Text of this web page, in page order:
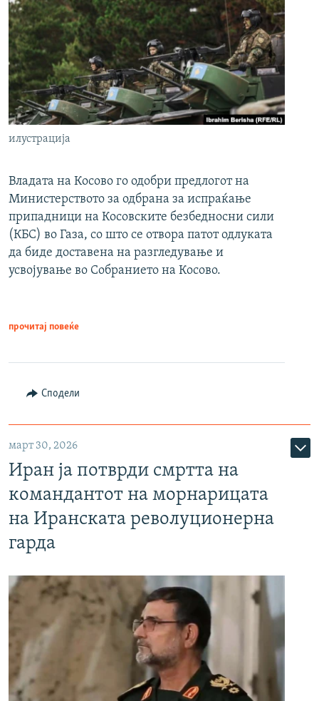
илустрација
Владата на Косово го одобри предлогот на
Министерството за одбрана за испраќање
припадници на Косовските безбедносни сили
(КБС) во Газа, со што се отвора патот одлуката
да биде доставена на разгледување и
усвојување во Собранието на Косово.
прочитај повеќе
Сподели
март 30, 2026
Иран ја потврди смртта на
командантот на морнарицата
на Иранската револуционерна
гарда